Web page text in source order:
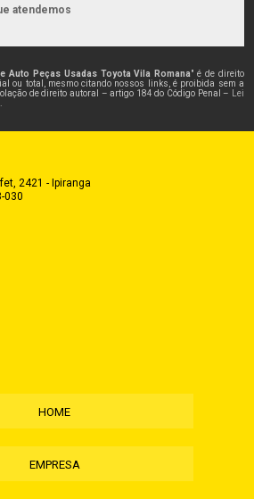
atendemos
Auto Peças Usadas Toyota Vila Romana" é de direito
ou total, mesmo citando nossos links, é proibida sem a
de direito autoral – artigo 184 do Código Penal –
Lei
2421 - Ipiranga
030
HOME
EMPRESA